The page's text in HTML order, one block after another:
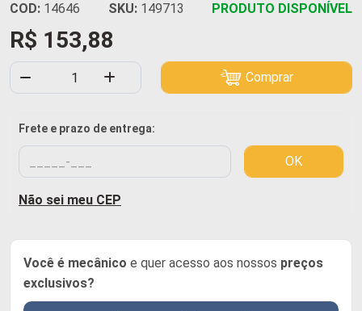
COD: 14646 SKU: 149713 PRODUTO DISPONÍVEL
R$ 153,88
Comprar
Frete e prazo de entrega:
OK
Não sei meu CEP
Você é mecânico e quer acesso aos nossos preços
exclusivos?